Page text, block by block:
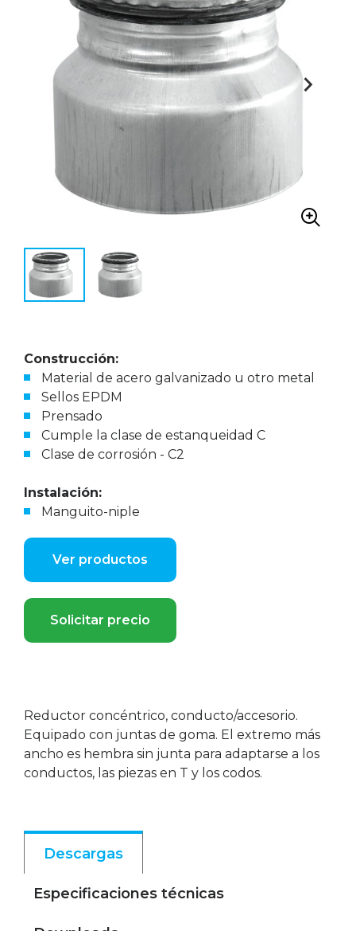
Construcción:
Material de acero galvanizado u otro metal
Sellos EPDM
Prensado
Cumple la clase de estanqueidad C
Clase de corrosión - C2
Instalación:
Manguito-niple
Ver productos
Solicitar precio
Reductor concéntrico, conducto/accesorio.
Equipado con juntas de goma. El extremo más
ancho es hembra sin junta para adaptarse a los
conductos, las piezas en T y los codos.
Descargas
Especificaciones técnicas